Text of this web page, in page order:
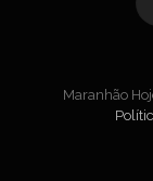
Maranhão